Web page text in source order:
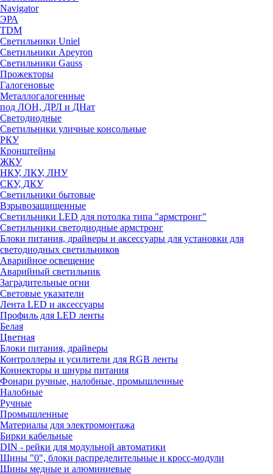
Navigator
ЭРА
TDM
Светильники Uniel
Светильники Apeyron
Светильники Gauss
Прожекторы
Галогеновые
Металлогалогенные
под ЛОН, ДРЛ и ДНат
Светодиодные
Светильники уличные консольные
РКУ
Кронштейны
ЖКУ
НКУ, ЛКУ, ЛНУ
СКУ, ДКУ
Светильники бытовые
Взрывозащищенные
Светильники LED для потолка типа "армстронг"
Светильники светодиодные армстронг
Блоки питания, драйверы и аксессуары для установки для
светодиодных светильников
Аварийное освещение
Аварийный светильник
Заградительные огни
Световые указатели
Лента LED и аксессуары
Профиль для LED ленты
Белая
Цветная
Блоки питания, драйверы
Контроллеры и усилители для RGB ленты
Коннекторы и шнуры питания
Фонари ручные, налобные, промышленные
Налобные
Ручные
Промышленные
Материалы для электромонтажа
Бирки кабельные
DIN - рейки для модульной автоматики
Шины "0", блоки распределительные и кросс-модули
Шины медные и алюминиевые